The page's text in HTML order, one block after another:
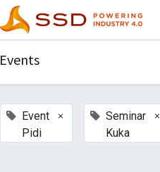
Events
Event
Pidi
×
Seminar
Kuka
×